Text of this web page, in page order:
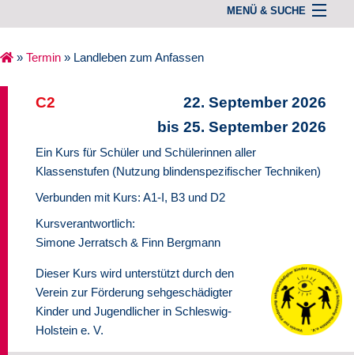
MENÜ & SUCHE
Kurse
Über uns
» Termin » Landleben zum Anfassen
22. September 2026
bis 25. September 2026
C2
Ein Kurs für Schüler und Schülerinnen aller
Klassenstufen (Nutzung blindenspezifischer Techniken)
Verbunden mit Kurs: A1-I, B3 und D2
Kursverantwortlich:
Simone Jerratsch & Finn Bergmann
Dieser Kurs wird unterstützt durch den
Verein zur Förderung sehgeschädigter
Kinder und Jugendlicher in Schleswig-
Holstein e. V.